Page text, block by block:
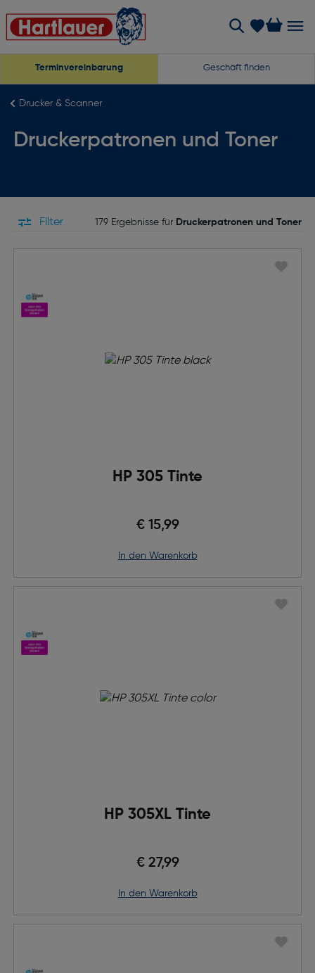
Terminvereinbarung Geschäft finden
Drucker & Scanner
Druckerpatronen und Toner
Filter 179 Ergebnisse für Druckerpatronen und Toner
HP 305 Tinte
€ 15,99
in den Warenkorb
HP 305XL Tinte
€ 27,99
in den Warenkorb